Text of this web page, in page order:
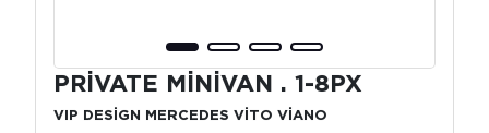
PRİVATE MİNİVAN . 1-8PX
VIP DESİGN MERCEDES VİTO VİANO